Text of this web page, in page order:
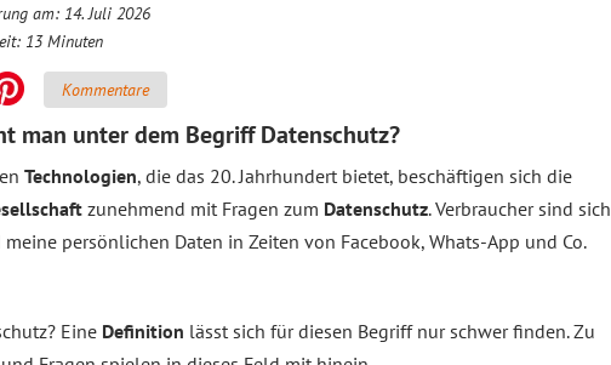
am: 14. Juli 2026
13 Minuten
Kommentare
man unter dem Begriff Datenschutz?
Technologien, die das 20. Jahrhundert bietet, beschäftigen sich die
zunehmend mit Fragen zum Datenschutz. Verbraucher sind sich
persönlichen Daten in Zeiten von Facebook, Whats-App und Co.
Eine Definition lässt sich für diesen Begriff nur schwer finden. Zu